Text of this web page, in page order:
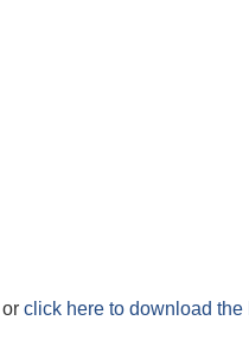
or click here to download the